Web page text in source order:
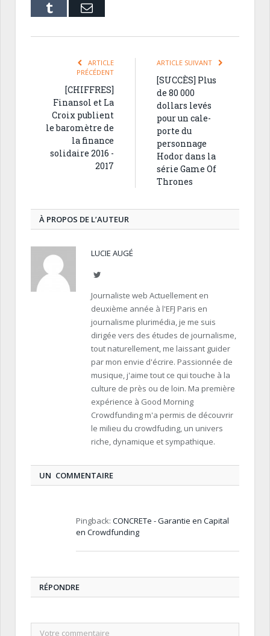
Tumblr Email
ARTICLE
PRÉCÉDENT
[CHIFFRES]
Finansol et La
Croix publient
le baromètre de
la finance
solidaire 2016 -
2017
ARTICLE SUIVANT
[SUCCÈS] Plus
de 80 000
dollars levés
pour un cale-
porte du
personnage
Hodor dans la
série Game Of
Thrones
À PROPOS DE L’AUTEUR
LUCIE AUGÉ
Twitter
Journaliste web Actuellement en
deuxième année à l'EFJ Paris en
journalisme plurimédia, je me suis
dirigée vers des études de journalisme,
tout naturellement, me laissant guider
par mon envie d'écrire. Passionnée de
musique, j'aime tout ce qui touche à la
culture de près ou de loin. Ma première
expérience à Good Morning
Crowdfunding m'a permis de découvrir
le milieu du crowdfuding, un univers
riche, dynamique et sympathique.
UN COMMENTAIRE
Pingback: CONCRETe - Garantie en Capital
en Crowdfunding
RÉPONDRE